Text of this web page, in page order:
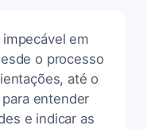
em
o processo
até o
entender
e indicar as